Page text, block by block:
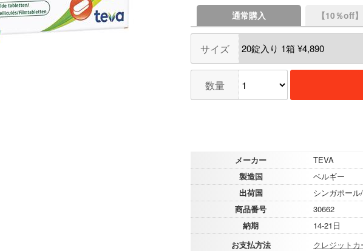
通常購入 【10％off
サイズ
数量
メーカー
TEVA
製造国
ベルギー
出荷国
シンガポー
商品番号
30662
納期
14-21日
お支払方法
クレジットカ